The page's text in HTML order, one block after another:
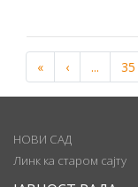
« ‹ ... 35
НОВИ САД
Линк ка старом сајту